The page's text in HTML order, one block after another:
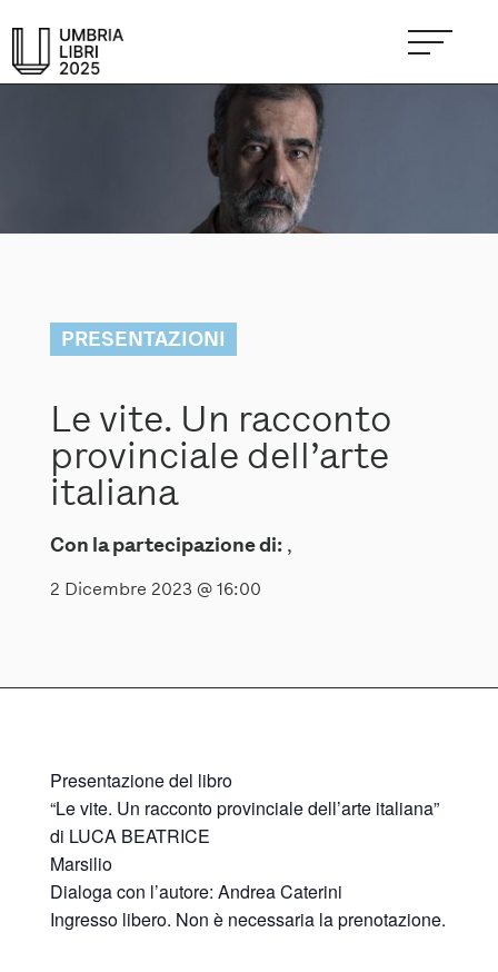
PRESENTAZIONI
Le vite. Un racconto
provinciale dell’arte
italiana
Con la partecipazione di:,
2 Dicembre 2023 @ 16:00
Presentazione del libro
“Le vite. Un racconto provinciale dell’arte italiana”
di LUCA BEATRICE
Marsilio
Dialoga con l’autore: Andrea Caterini
Ingresso libero. Non è necessaria la prenotazione.